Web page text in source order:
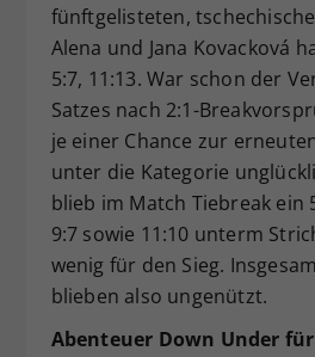
fünftgelisteten,
Alena und Jana Kovacková
5:7, 11:13. War schon der
Satzes nach 2:1-
je einer Chance zur
unter die Kategorie
blieb im Match Tiebreak ein
9:7 sowie 11:10 unterm
wenig für den Sieg.
blieben also ungenützt.
Abenteuer Down Under